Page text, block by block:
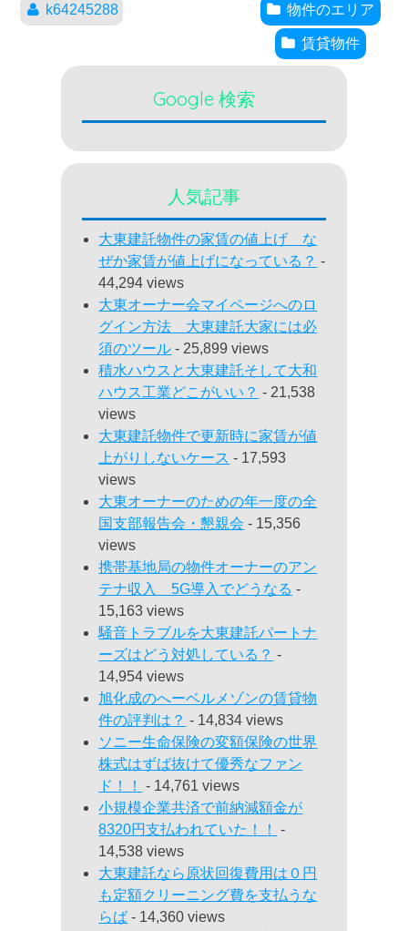
k64245288 物件のエリア
賃貸物件
Google 検索
人気記事
大東建託物件の家賃の値上げ な
ぜか家賃が値上げになっている？ -
44,294 views
大東オーナー会マイページへのロ
グイン方法 大東建託大家には必
須のツール - 25,899 views
積水ハウスと大東建託そして大和
ハウス工業どこがいい？ - 21,538
views
大東建託物件で更新時に家賃が値
上がりしないケース - 17,593
views
大東オーナーのための年一度の全
国支部報告会・懇親会 - 15,356
views
携帯基地局の物件オーナーのアン
テナ収入 5G導入でどうなる -
15,163 views
騒音トラブルを大東建託パートナ
ーズはどう対処している？ -
14,954 views
旭化成のへーベルメゾンの賃貸物
件の評判は？ - 14,834 views
ソニー生命保険の変額保険の世界
株式はずば抜けて優秀なファン
ド！！
- 14,761 views
小規模企業共済で前納減額金が
8320円支払われていた！！
-
14,538 views
大東建託なら原状回復費用は０円
も定額クリーニング費を支払うな
らば - 14,360 views